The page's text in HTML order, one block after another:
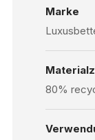
Marke
80%